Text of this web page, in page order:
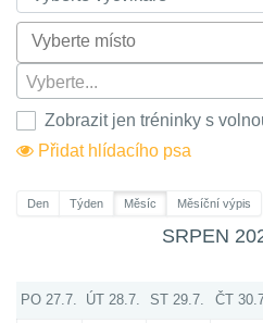
Vyberte...
Zobrazit jen tréninky s
Přidat hlídacího psa
Den Týden Měsíc Měsíční výpis
SRPEN
PO 27.7. ÚT 28.7. ST 29.7. ČT